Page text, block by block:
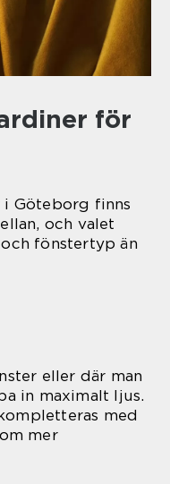
för
i Göteborg finns
och valet
fönstertyp än
eller där man
in maximalt ljus.
med
mer